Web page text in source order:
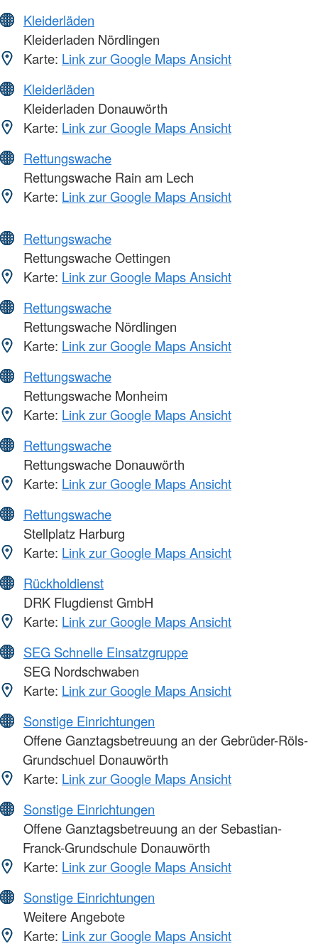
Kleiderläden
Kleiderladen Nördlingen
Karte: Link zur Google Maps Ansicht
Kleiderläden
Kleiderladen Donauwörth
Karte: Link zur Google Maps Ansicht
Rettungswache
Rettungswache Rain am Lech
Karte: Link zur Google Maps Ansicht
Rettungswache
Rettungswache Oettingen
Karte: Link zur Google Maps Ansicht
Rettungswache
Rettungswache Nördlingen
Karte: Link zur Google Maps Ansicht
Rettungswache
Rettungswache Monheim
Karte: Link zur Google Maps Ansicht
Rettungswache
Rettungswache Donauwörth
Karte: Link zur Google Maps Ansicht
Rettungswache
Stellplatz Harburg
Karte: Link zur Google Maps Ansicht
Rückholdienst
DRK Flugdienst GmbH
Karte: Link zur Google Maps Ansicht
SEG Schnelle Einsatzgruppe
SEG Nordschwaben
Karte: Link zur Google Maps Ansicht
Sonstige Einrichtungen
Offene Ganztagsbetreuung an der Gebrüder-Röls-
Grundschuel Donauwörth
Karte: Link zur Google Maps Ansicht
Sonstige Einrichtungen
Offene Ganztagsbetreuung an der Sebastian-
Franck-Grundschule Donauwörth
Karte: Link zur Google Maps Ansicht
Sonstige Einrichtungen
Weitere Angebote
Karte: Link zur Google Maps Ansicht